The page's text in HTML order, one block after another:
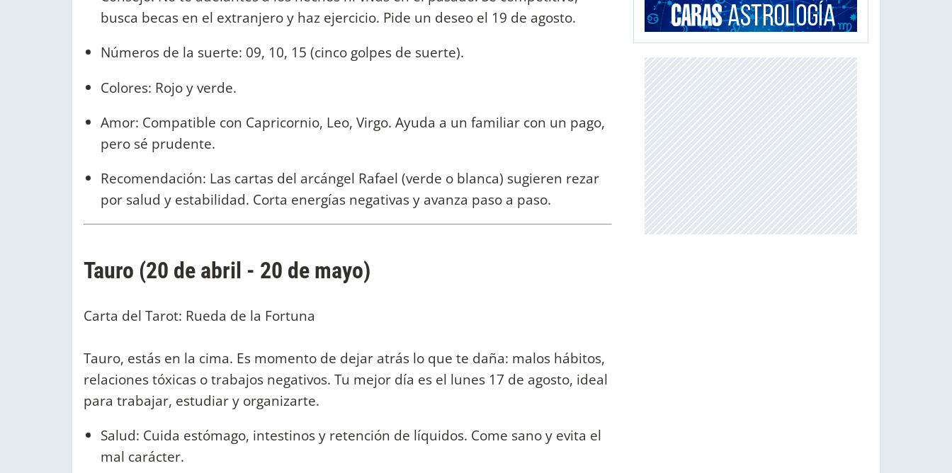
busca becas en el extranjero y haz ejercicio. Pide un deseo el 19 de agosto.
Números de la suerte: 09, 10, 15 (cinco golpes de suerte).
Colores: Rojo y verde.
Amor: Compatible con Capricornio, Leo, Virgo. Ayuda a un familiar con un pago,
pero sé prudente.
Recomendación: Las cartas del arcángel Rafael (verde o blanca) sugieren rezar
por salud y estabilidad. Corta energías negativas y avanza paso a paso.
Tauro (20 de abril - 20 de mayo)
Carta del Tarot: Rueda de la Fortuna
Tauro, estás en la cima. Es momento de dejar atrás lo que te daña: malos hábitos,
relaciones tóxicas o trabajos negativos. Tu mejor día es el lunes 17 de agosto, ideal
para trabajar, estudiar y organizarte.
Salud: Cuida estómago, intestinos y retención de líquidos. Come sano y evita el
mal carácter.